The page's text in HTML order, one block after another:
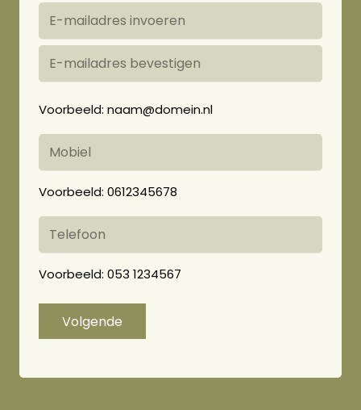
E-
mailadres
mailadres
bevestigen
Voorbeeld: naam@domein.nl
Telefoon
Voorbeeld: 0612345678
Telefoon
Voorbeeld: 053 1234567
Volgende